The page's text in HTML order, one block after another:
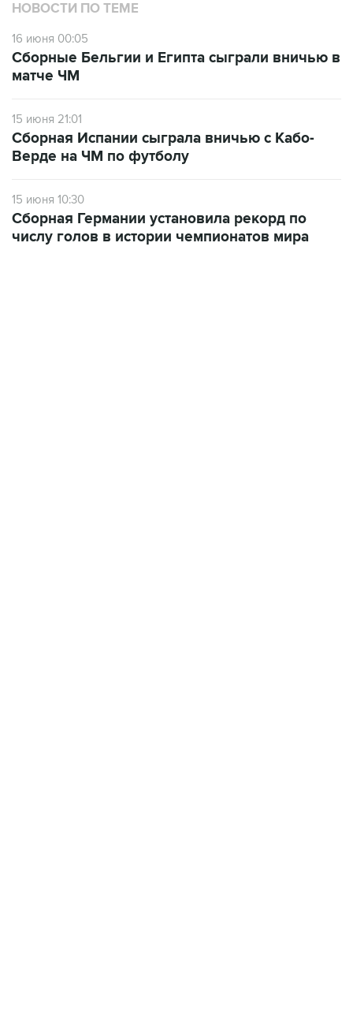
НОВОСТИ ПО ТЕМЕ
16 июня 00:05
Сборные Бельгии и Египта сыграли вничью в
матче ЧМ
15 июня 21:01
Сборная Испании сыграла вничью с Кабо-
Верде на ЧМ по футболу
15 июня 10:30
Сборная Германии установила рекорд по
числу голов в истории чемпионатов мира